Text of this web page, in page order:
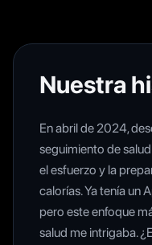
Nuestra
En abril de 2024,
seguimiento de
el esfuerzo y la
calorías. Ya tenía un
pero este enfoque
salud me intrigaba.